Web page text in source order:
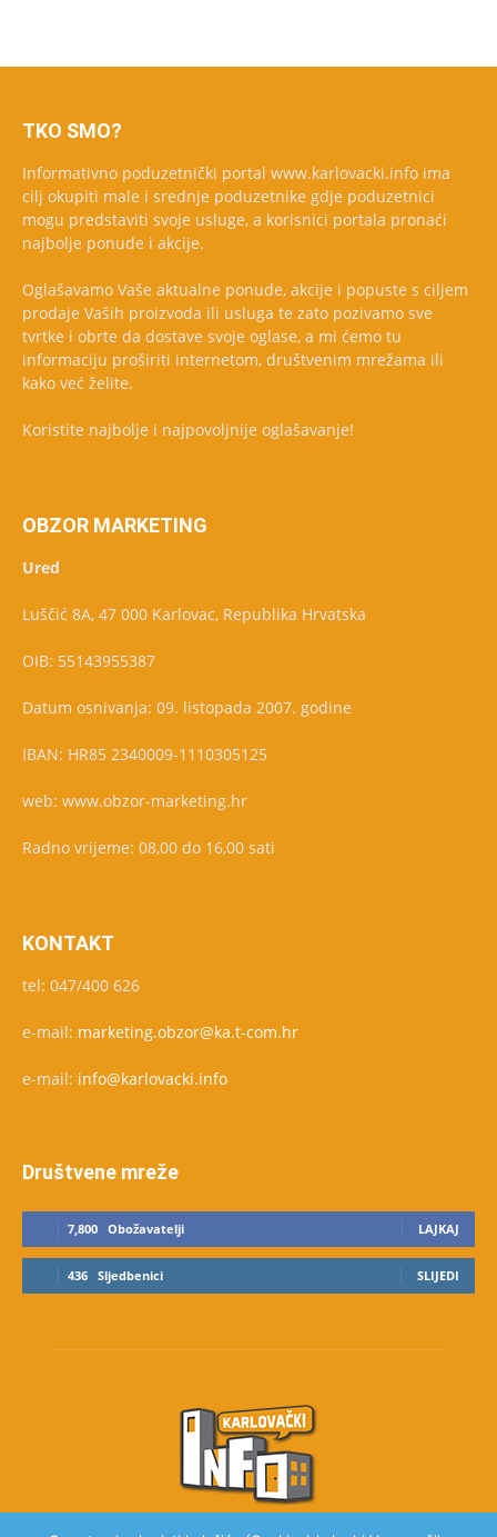
TKO SMO?
Informativno poduzetnički portal www.karlovacki.info ima
cilj okupiti male i srednje poduzetnike gdje poduzetnici
mogu predstaviti svoje usluge, a korisnici portala pronaći
najbolje ponude i akcije.
Oglašavamo Vaše aktualne ponude, akcije i popuste s ciljem
prodaje Vaših proizvoda ili usluga te zato pozivamo sve
tvrtke i obrte da dostave svoje oglase, a mi ćemo tu
informaciju proširiti internetom, društvenim mrežama ili
kako već želite.
Koristite najbolje i najpovoljnije oglašavanje!
OBZOR MARKETING
Ured
Luščić 8A, 47 000 Karlovac, Republika Hrvatska
OIB: 55143955387
Datum osnivanja: 09. listopada 2007. godine
IBAN: HR85 2340009-1110305125
web: www.obzor-marketing.hr
Radno vrijeme: 08,00 do 16,00 sati
KONTAKT
tel: 047/400 626
e-mail: marketing.obzor@ka.t-com.hr
e-mail: info@karlovacki.info
Društvene mreže
7,800 Obožavatelji LAJKAJ
436 Sljedbenici SLIJEDI